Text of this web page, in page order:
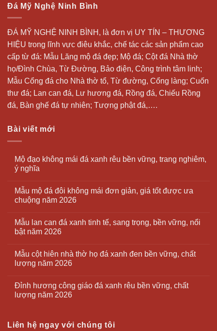
Đá Mỹ Nghệ Ninh Bình
ĐÁ MỸ NGHỆ NINH BÌNH, là đơn vị UY TÍN – THƯƠNG
HIỆU trong lĩnh vực điêu khắc, chế tác các sản phẩm cao
cấp từ đá: Mẫu Lăng mộ đá đẹp; Mộ đá; Cột đá Nhà thờ
họ/Đình Chùa, Từ Đường, Bảo điện, Công trình tâm linh;
Mẫu Cổng đá cho Nhà thờ tổ, Từ đường, Cổng làng; Cuốn
thư đá; Lan can đá, Lư hương đá, Rồng đá, Chiếu Rồng
đá, Bàn ghế đá tự nhiên; Tượng phật đá,….
Bài viết mới
Mộ đạo không mái đá xanh rêu bền vững, trang nghiêm,
ý nghĩa
Mẫu mộ đá đôi không mái đơn giản, giá tốt được ưa
chuộng năm 2026
Mẫu lan can đá xanh tinh tế, sang trọng, bền vững, nổi
bật năm 2026
Mẫu cột hiên nhà thờ họ đá xanh đen bền vững, chất
lượng năm 2026
Đỉnh hương công giáo đá xanh rêu bền vững, chất
lượng năm 2026
Liên hệ ngay với chúng tôi